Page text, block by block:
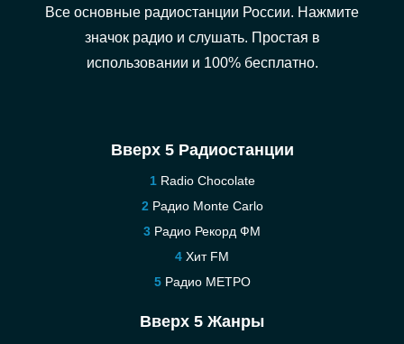
Все основные радиостанции России. Нажмите
значок радио и слушать. Простая в
использовании и 100% бесплатно.
Вверх 5 Радиостанции
Radio Chocolate
Радио Monte Carlo
Радио Рекорд ФМ
Хит FM
Радио МЕТРО
Вверх 5 Жанры